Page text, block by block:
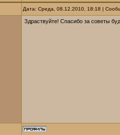
Дата: Среда, 08.12.2010, 18:18 |
Здраствуйте! Спасибо за советы